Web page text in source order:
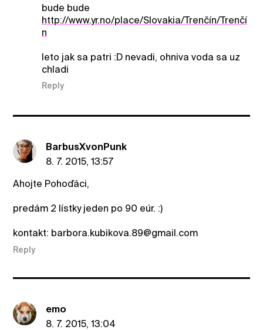
bude bude
http://www.yr.no/place/Slovakia/Trenčín/Trenčí
n
leto jak sa patri :D nevadi, ohniva voda sa uz
chladi
Reply
BarbusXvonPunk
8. 7. 2015, 13:57
Ahojte Pohoďáci,
predám 2 lístky jeden po 90 eúr. :)
kontakt: barbora.kubikova.89@gmail.com
Reply
emo
8. 7. 2015, 13:04